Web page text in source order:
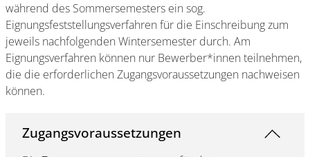
während des Sommersemesters ein sog.
Eignungsfeststellungsverfahren für die Einschreibung zum
jeweils nachfolgenden Wintersemester durch. Am
Eignungsverfahren können nur Bewerber*innen teilnehmen,
die die erforderlichen Zugangsvoraussetzungen nachweisen
können.
Zugangsvoraussetzungen